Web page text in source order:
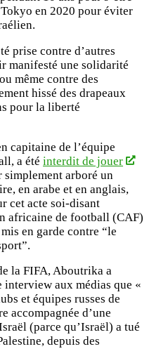
en 2020 pour éviter
prise contre d’autres
manifesté une solidarité
même contre des
hissé des drapeaux
pour la liberté
capitaine de l’équipe
a été interdit de jouer
arboré un
en arabe et en anglais,
cet acte soi-disant
africaine de football (CAF)
en garde contre “le
la FIFA, Aboutrika a
interview aux médias que «
et équipes russes de
accompagnée d’une
(parce qu’Israël) a tué
depuis des